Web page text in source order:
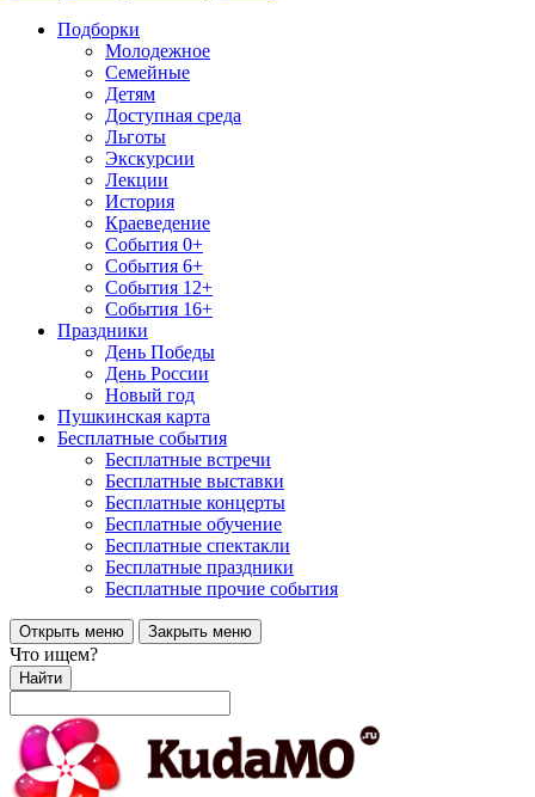
Подборки
Молодежное
Семейные
Детям
Доступная среда
Льготы
Экскурсии
Лекции
История
Краеведение
События 0+
События 6+
События 12+
События 16+
Праздники
День Победы
День России
Новый год
Пушкинская карта
Бесплатные события
Бесплатные встречи
Бесплатные выставки
Бесплатные концерты
Бесплатные обучение
Бесплатные спектакли
Бесплатные праздники
Бесплатные прочие события
Открыть меню Закрыть меню
Что ищем?
Найти